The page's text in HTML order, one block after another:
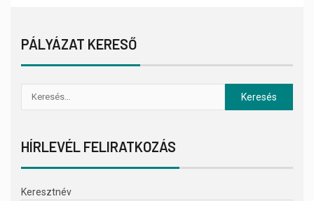
PÁLYÁZAT KERESŐ
HÍRLEVÉL FELIRATKOZÁS
Keresztnév